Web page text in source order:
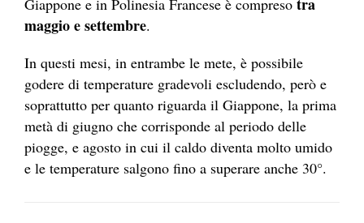
Giappone e in Polinesia Francese è compreso tra
maggio e settembre.
In questi mesi, in entrambe le mete, è possibile
godere di temperature gradevoli escludendo, però e
soprattutto per quanto riguarda il Giappone, la prima
metà di giugno che corrisponde al periodo delle
piogge, e agosto in cui il caldo diventa molto umido
e le temperature salgono fino a superare anche 30°.